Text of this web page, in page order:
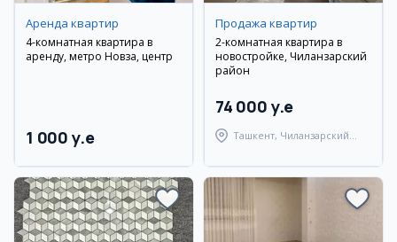
Аренда квартир
4-комнатная квартира в
аренду, метро Новза, центр
1 000 y.e
Продажа квартир
2-комнатная квартира в
новостройке, Чиланзарский
район
74 000 y.e
Ташкент, Чиланзарский